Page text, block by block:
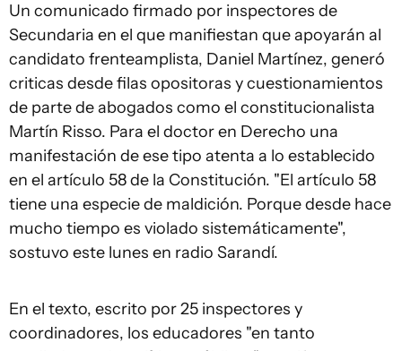
Un comunicado firmado por inspectores de
Secundaria en el que manifiestan que apoyarán al
candidato frenteamplista, Daniel Martínez, generó
criticas desde filas opositoras y cuestionamientos
de parte de abogados como el constitucionalista
Martín Risso. Para el doctor en Derecho una
manifestación de ese tipo atenta a lo establecido
en el artículo 58 de la Constitución. "El artículo 58
tiene una especie de maldición. Porque desde hace
mucho tiempo es violado sistemáticamente",
sostuvo este lunes en radio Sarandí.
En el texto, escrito por 25 inspectores y
coordinadores, los educadores "en tanto